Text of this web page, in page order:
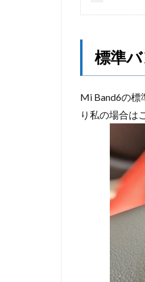
標準
Mi Band6の標
り私の場合は